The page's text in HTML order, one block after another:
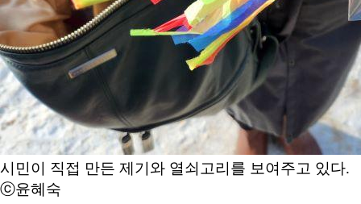
시민이 직접 만든 제기와 열쇠고리를 보여주고 있다.
ⓒ윤혜숙